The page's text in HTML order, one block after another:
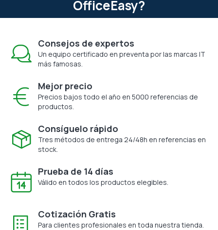
OfficeEasy?
Consejos de expertos
Un equipo certificado en preventa por las marcas IT
más famosas.
Mejor precio
Precios bajos todo el año en 5000 referencias de
productos.
Consíguelo rápido
Tres métodos de entrega 24/48h en referencias en
stock.
Prueba de 14 días
Válido en todos los productos elegibles.
Cotización Gratis
Para clientes profesionales en toda nuestra tienda.